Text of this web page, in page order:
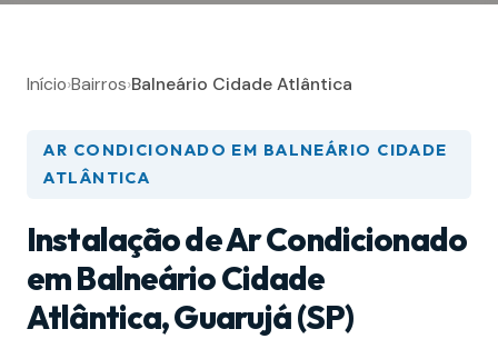
Início›Bairros›Balneário Cidade Atlântica
AR CONDICIONADO EM BALNEÁRIO CIDADE
ATLÂNTICA
Instalação de Ar Condicionado
em Balneário Cidade
Atlântica, Guarujá (SP)